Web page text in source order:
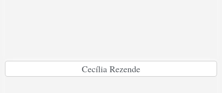
Cecília Rezende